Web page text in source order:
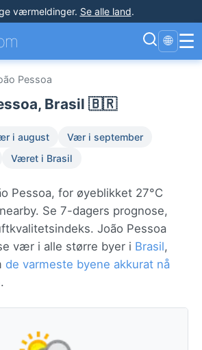
værmeldinger. Se alle land.
🌐 ☰
Pessoa
Brasil 🇧🇷
i august
Vær i september
Været i Brasil
Pessoa, for øyeblikket 27°C
Se 7-dagers prognose,
João Pessoa
vær i alle større byer i Brasil,
de varmeste byene akkurat nå